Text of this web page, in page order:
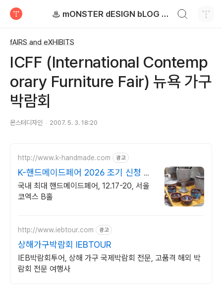
♨ mONSTER dESIGN bLOG - 몬스터디자인 블로그
fAIRS and eXHIBITS
ICFF (International Contemp
orary Furniture Fair) 뉴욕 가구
박람회
몬스터디자인 2007. 5. 3. 18:20
http://www.k-handmade.com 광고
K-핸드메이드페어 2026 조기 신청 기
간 참가비 할인
국내 최대 핸드메이드페어, 12.17-20, 서울
코엑스 B홀
http://www.iebtour.com 광고
상해가구박람회 IEBTOUR
IEB박람회투어, 상해 가구 국제박람회 전문, 고품격 해외 박
람회 전문 여행사